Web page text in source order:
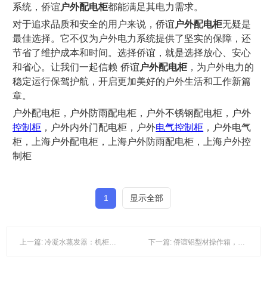
系统，侨谊户外配电柜都能满足其电力需求。
对于追求品质和安全的用户来说，侨谊户外配电柜无疑是
最佳选择。它不仅为户外电力系统提供了坚实的保障，还
节省了维护成本和时间。选择侨谊，就是选择放心、安心
和省心。让我们一起信赖 侨谊户外配电柜，为户外电力的
稳定运行保驾护航，开启更加美好的户外生活和工作新篇
章。
户外配电柜，户外防雨配电柜，户外不锈钢配电柜，户外
控制柜 ，户外内外门配电柜，户外电气控制柜 ，户外电气
柜，上海户外配电柜，上海户外防雨配电柜，上海户外控
制柜
1 显示全部
上一篇: 冷凝水蒸发器：机柜空调的黄金搭档 下一篇: 侨谊铝型材操作箱，助力成功之路